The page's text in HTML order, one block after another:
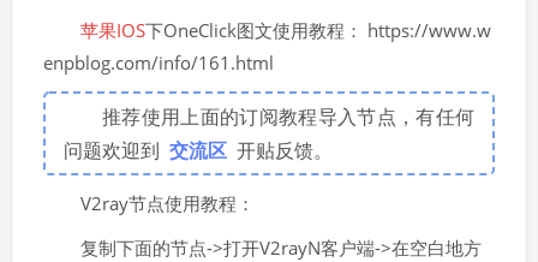
苹果IOS下OneClick图文使用教程： https://www.w
enpblog.com/info/161.html
推荐使用上面的订阅教程导入节点，有任何
问题欢迎到 交流区 开贴反馈。
V2ray节点使用教程：
复制下面的节点->打开V2rayN客户端->在空白地方